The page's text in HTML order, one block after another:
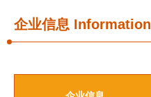
企业信息 Information